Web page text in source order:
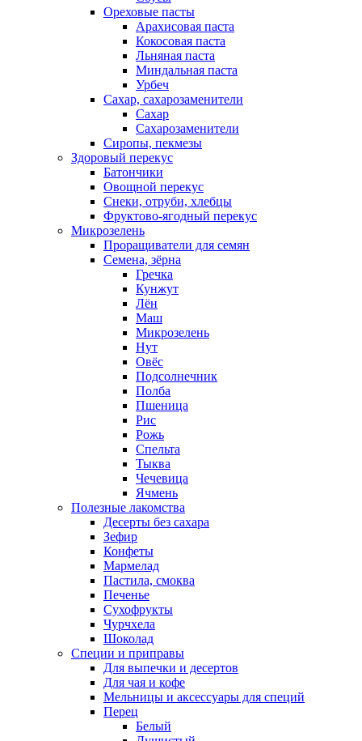
Ореховые пасты
Арахисовая паста
Кокосовая паста
Льняная паста
Миндальная паста
Урбеч
Сахар, сахарозаменители
Сахар
Сахарозаменители
Сиропы, пекмезы
Здоровый перекус
Батончики
Овощной перекус
Снеки, отруби, хлебцы
Фруктово-ягодный перекус
Микрозелень
Проращиватели для семян
Семена, зёрна
Гречка
Кунжут
Лён
Маш
Микрозелень
Нут
Овёс
Подсолнечник
Полба
Пшеница
Рис
Рожь
Спельта
Тыква
Чечевица
Ячмень
Полезные лакомства
Десерты без сахара
Зефир
Конфеты
Мармелад
Пастила, смоква
Печенье
Сухофрукты
Чурчхела
Шоколад
Специи и приправы
Для выпечки и десертов
Для чая и кофе
Мельницы и аксессуары для специй
Перец
Белый